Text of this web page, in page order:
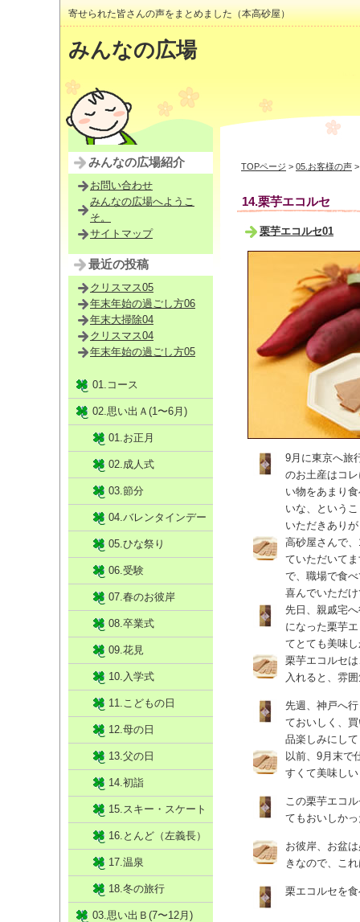
寄せられた皆さんの声をまとめました（本高砂屋）
みんなの広場
TOPページ > 05.お客様の声
14.栗芋エコルセ
栗芋エコルセ01
9月に東京へ旅
のお土産はコ
い物をあまり
いな、という
いただきあり
高砂屋さんで
ていただいて
で、職場で食
喜んでいただ
先日、親戚宅
になった栗芋
てとても美味
栗芋エコルセ
入れると、雰
先週、神戸へ
ておいしく、
品楽しみにし
以前、9月末で
すくて美味し
この栗芋エコ
てもおいしか
お彼岸、お盆
きなので、こ
栗エコルセを
みんなの広場紹介
お問い合わせ
みんなの広場へようこ
そ。
サイトマップ
最近の投稿
クリスマス05
年末年始の過ごし方06
年末大掃除04
クリスマス04
年末年始の過ごし方05
01.コース
02.思い出Ａ(1〜6月)
01.お正月
02.成人式
03.節分
04.バレンタインデー
05.ひな祭り
06.受験
07.春のお彼岸
08.卒業式
09.花見
10.入学式
11.こどもの日
12.母の日
13.父の日
14.初詣
15.スキー・スケート
16.とんど（左義長）
17.温泉
18.冬の旅行
03.思い出Ｂ(7〜12月)